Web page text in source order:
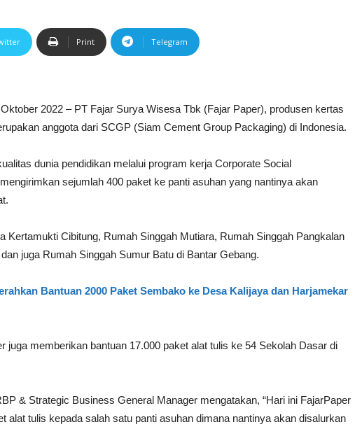
Print Telegram
2022 – PT Fajar Surya Wisesa Tbk (Fajar Paper), produsen kertas
anggota dari SCGP (Siam Cement Group Packaging) di Indonesia.
dunia pendidikan melalui program kerja Corporate Social
sejumlah 400 paket ke panti asuhan yang nantinya akan
Kertamukti Cibitung, Rumah Singgah Mutiara, Rumah Singgah Pangkalan
juga Rumah Singgah Sumur Batu di Bantar Gebang.
Bantuan 2000 Paket Sembako ke Desa Kalijaya dan Harjamekar
juga memberikan bantuan 17.000 paket alat tulis ke 54 Sekolah Dasar di
& Strategic Business General Manager mengatakan, “Hari ini FajarPaper
alat tulis kepada salah satu panti asuhan dimana nantinya akan disalurkan